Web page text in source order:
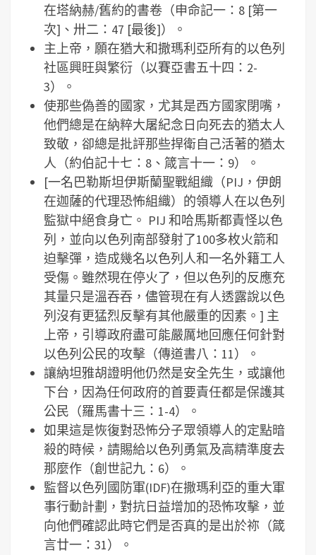
在塔納赫/舊約的書卷（申命記一：8 [第一
次]、卅二：47 [最後]）。
主上帝，願在猶大和撒瑪利亞所有的以色列
社區興旺與繁衍（以賽亞書五十四：2-
3）。
使那些偽善的國家，尤其是西方國家閉嘴，
他們總是在納粹大屠紀念日向死去的猶太人
致敬，卻總是批評那些捍衛自己活著的猶太
人（約伯記十七：8、箴言十一：9）。
[一名巴勒斯坦伊斯蘭聖戰組織（PIJ，伊朗
在迦薩的代理恐怖組織）的領導人在以色列
監獄中絕食身亡。 PIJ 和哈馬斯都責怪以色
列，並向以色列南部發射了100多枚火箭和
迫擊彈，造成幾名以色列人和一名外籍工人
受傷。雖然現在停火了，但以色列的反應充
其量只是溫吞吞，儘管現在有人透露說以色
列沒有更猛烈反擊有其他嚴重的因素。] 主
上帝，引導政府盡可能嚴厲地回應任何針對
以色列公民的攻擊（傳道書八：11）。
讓納坦雅胡證明他仍然是安全先生，或讓他
下台，因為任何政府的首要責任都是保護其
公民（羅馬書十三：1-4）。
如果這是恢復對恐怖分子眾領導人的定點暗
殺的時候，請賜給以色列勇氣及高精準度去
那麼作（創世記九：6）。
監督以色列國防軍(IDF)在撒瑪利亞的重大軍
事行動計劃，對抗日益增加的恐怖攻擊，並
向他們確認此時它們是否真的是出於祢（箴
言廿一：31）。